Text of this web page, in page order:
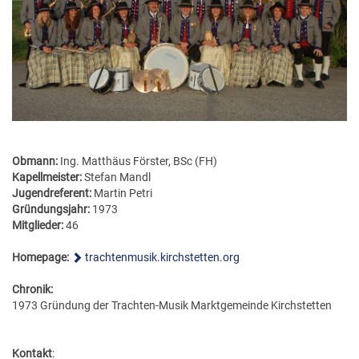
FÖRDERERNADELN
VERDIENSTKREUZE
EHRENKREUZE
EHRENRING
JOSEF LEEB-MEDAILLE
BEZIRKSJUGENDREFERENTEN
BEZIRKSSTABFÜHRER
Obmann: Ing. Matthäus Förster, BSc (FH)
Kapellmeister:Stefan Mandl
Jugendreferent: Martin Petri
Gründungsjahr: 1973
Mitglieder:46
Homepage: trachtenmusik.kirchstetten.org
Chronik:
1973 Gründung der Trachten-Musik Marktgemeinde Kirchstetten
Kontakt: